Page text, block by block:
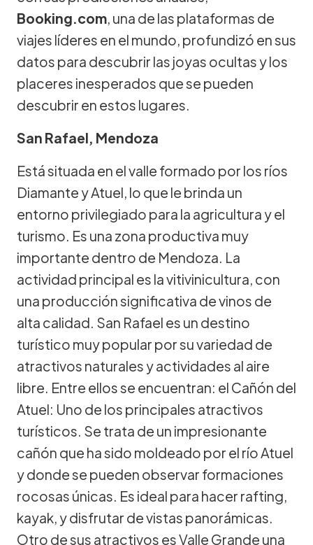
Booking.com, una de las plataformas de
viajes líderes en el mundo, profundizó en sus
datos para descubrir las joyas ocultas y los
placeres inesperados que se pueden
descubrir en estos lugares.
San Rafael, Mendoza
Está situada en el valle formado por los ríos
Diamante y Atuel, lo que le brinda un
entorno privilegiado para la agricultura y el
turismo. Es una zona productiva muy
importante dentro de Mendoza. La
actividad principal es la vitivinicultura, con
una producción significativa de vinos de
alta calidad. San Rafael es un destino
turístico muy popular por su variedad de
atractivos naturales y actividades al aire
libre. Entre ellos se encuentran: el Cañón del
Atuel: Uno de los principales atractivos
turísticos. Se trata de un impresionante
cañón que ha sido moldeado por el río Atuel
y donde se pueden observar formaciones
rocosas únicas. Es ideal para hacer rafting,
kayak, y disfrutar de vistas panorámicas.
Otro de sus atractivos es Valle Grande una